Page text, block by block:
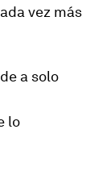
vez más
a solo
lo